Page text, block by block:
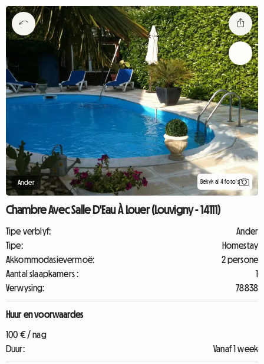
Ander Bekyk al 4 foto's
Chambre Avec Salle D'Eau À Louer (Louvigny - 14111)
Tipe verblyf:
Ander
Tipe:
Homestay
Akkommodasievermoë:
2 persone
Aantal slaapkamers :
1
Verwysing:
78838
Huur en voorwaardes
100 € / nag
Duur:
Vanaf 1 week